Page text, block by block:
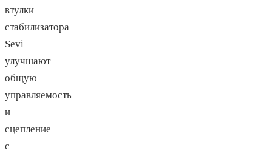
втулки
стабилизатора
Sevi
улучшают
общую
управляемость
и
сцепление
с